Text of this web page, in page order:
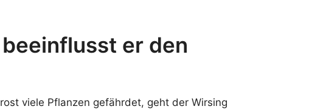
er den
viele Pflanzen gefährdet, geht der Wirsing